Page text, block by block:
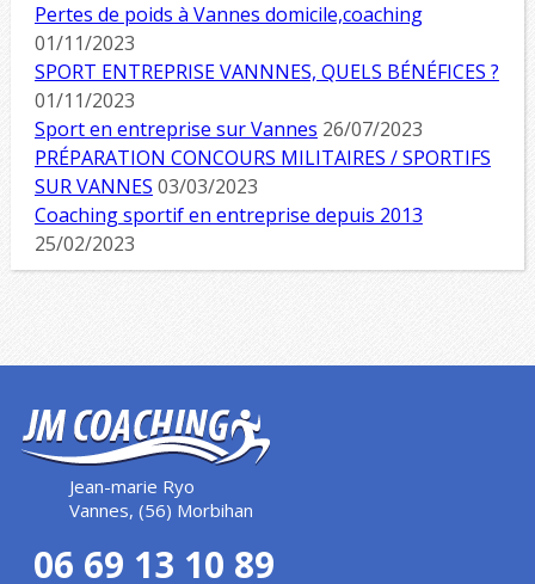
Pertes de poids à Vannes domicile,coaching
01/11/2023
SPORT ENTREPRISE VANNNES, QUELS BÉNÉFICES ?
01/11/2023
Sport en entreprise sur Vannes 26/07/2023
PRÉPARATION CONCOURS MILITAIRES / SPORTIFS
SUR VANNES 03/03/2023
Coaching sportif en entreprise depuis 2013
25/02/2023
Jean-marie Ryo
Vannes, (56) Morbihan
06 69 13 10 89